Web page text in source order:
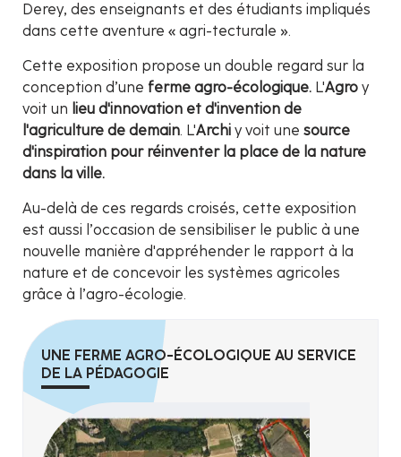
Derey, des enseignants et des étudiants impliqués
dans cette aventure « agri-tecturale ».
Cette exposition propose un double regard sur la
conception d’une ferme agro-écologique. L'Agro y
voit un lieu d'innovation et d'invention de
l'agriculture de demain. L'Archi y voit une source
d'inspiration pour réinventer la place de la nature
dans la ville.
Au-delà de ces regards croisés, cette exposition
est aussi l’occasion de sensibiliser le public à une
nouvelle manière d'appréhender le rapport à la
nature et de concevoir les systèmes agricoles
grâce à l’agro-écologie.
UNE FERME AGRO-ÉCOLOGIQUE AU SERVICE
DE LA PÉDAGOGIE